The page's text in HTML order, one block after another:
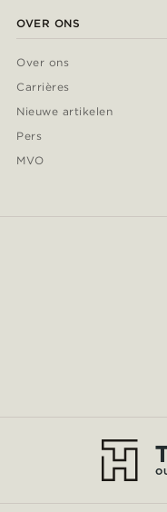
OVER ONS
Over ons
Carrières
Nieuwe artikelen
Pers
MVO